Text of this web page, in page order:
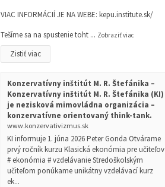
VIAC INFORMÁCIÍ JE NA WEBE: kepu.institute.sk/
Tešíme sa na spustenie toht ... Zobraziť viac
Zistiť viac
Konzervatívny inštitút M. R. Štefánika –
Konzervatívny inštitút M. R. Štefánika (KI)
je nezisková mimovládna organizácia –
konzervatívne orientovaný think-tank.
www.konzervativizmus.sk
KI informuje 1. júna 2026 Peter Gonda Otvárame
prvý ročník kurzu Klasická ekonómia pre učiteľov
# ekonómia # vzdelávanie Stredoškolským
učiteľom ponúkame unikátny vzdelávací kurz
ek...